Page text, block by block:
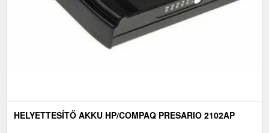
HELYETTESÍTŐ AKKU HP/COMPAQ PRESARIO 2102AP